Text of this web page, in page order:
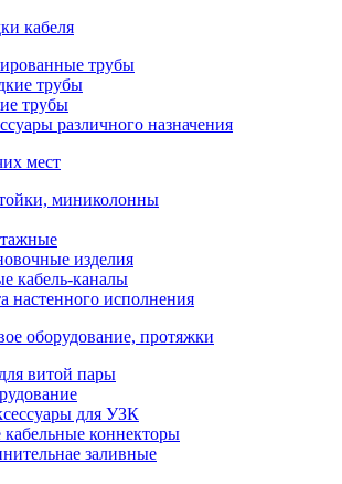
кабеля
трубы
трубы
трубы
различного назначения
мест
миниколонны
изделия
кабель-каналы
настенного исполнения
оборудование, протяжки
витой пары
для УЗК
коннекторы
заливные